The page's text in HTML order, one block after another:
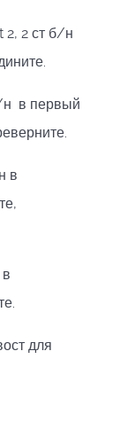
2, 2 ст б/н
н в первый
в
для